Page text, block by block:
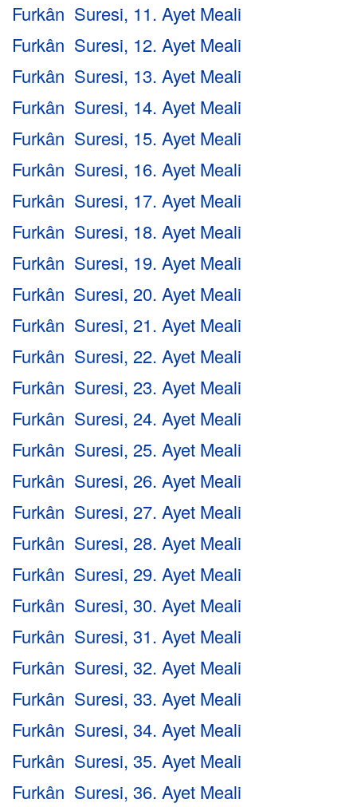
Furkân Suresi, 11. Ayet Meali
Furkân Suresi, 12. Ayet Meali
Furkân Suresi, 13. Ayet Meali
Furkân Suresi, 14. Ayet Meali
Furkân Suresi, 15. Ayet Meali
Furkân Suresi, 16. Ayet Meali
Furkân Suresi, 17. Ayet Meali
Furkân Suresi, 18. Ayet Meali
Furkân Suresi, 19. Ayet Meali
Furkân Suresi, 20. Ayet Meali
Furkân Suresi, 21. Ayet Meali
Furkân Suresi, 22. Ayet Meali
Furkân Suresi, 23. Ayet Meali
Furkân Suresi, 24. Ayet Meali
Furkân Suresi, 25. Ayet Meali
Furkân Suresi, 26. Ayet Meali
Furkân Suresi, 27. Ayet Meali
Furkân Suresi, 28. Ayet Meali
Furkân Suresi, 29. Ayet Meali
Furkân Suresi, 30. Ayet Meali
Furkân Suresi, 31. Ayet Meali
Furkân Suresi, 32. Ayet Meali
Furkân Suresi, 33. Ayet Meali
Furkân Suresi, 34. Ayet Meali
Furkân Suresi, 35. Ayet Meali
Furkân Suresi, 36. Ayet Meali